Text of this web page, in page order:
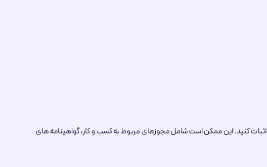
کنید. این ممکن است شامل مجوزهای مربوط به کسب و کار، گواهینامه های